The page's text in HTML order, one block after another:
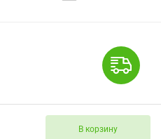
В корзину